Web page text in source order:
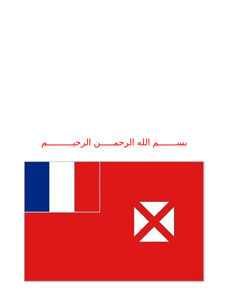
بســـــــم الله الرحمـــــن الرحيــــــــــم